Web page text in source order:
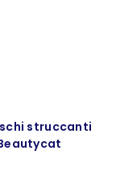
struccanti